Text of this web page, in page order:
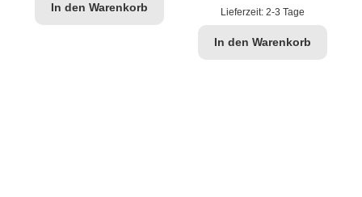
In den Warenkorb Lieferzeit:2-3 Tage
In den Warenkorb